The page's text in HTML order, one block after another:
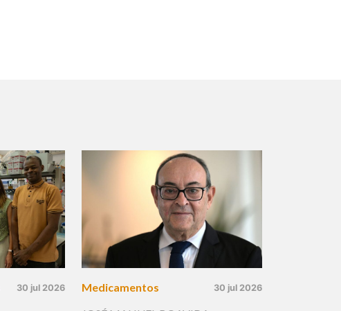
30 jul 2026 Medicamentos 30 jul 2026